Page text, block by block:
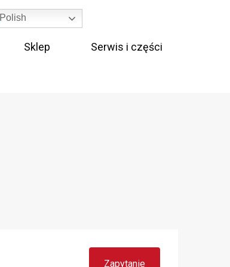
Sklep Serwis i części
Polish
Zapytanie